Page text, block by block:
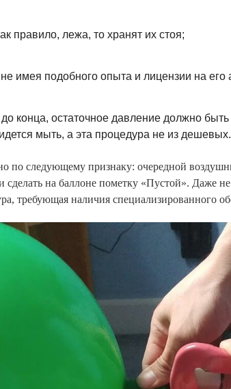
правило, лежа, то хранят их стоя;
имея подобного опыта и лицензии на его
до конца, остаточное давление должно
мыть, а эта процедура не из дешевых.
по следующему признаку: очередной
на баллоне пометку «Пустой». Даже не
требующая наличия специализированного